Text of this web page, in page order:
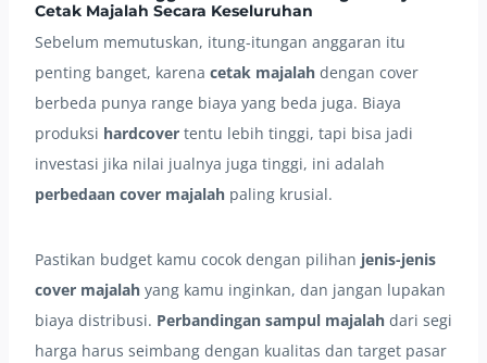
Cetak Majalah Secara Keseluruhan
Sebelum memutuskan, itung-itungan anggaran itu
penting banget, karena cetak majalah dengan cover
berbeda punya range biaya yang beda juga. Biaya
produksi hardcover tentu lebih tinggi, tapi bisa jadi
investasi jika nilai jualnya juga tinggi, ini adalah
perbedaan cover majalah paling krusial.
Pastikan budget kamu cocok dengan pilihan jenis-jenis
cover majalah yang kamu inginkan, dan jangan lupakan
biaya distribusi. Perbandingan sampul majalah dari segi
harga harus seimbang dengan kualitas dan target pasar